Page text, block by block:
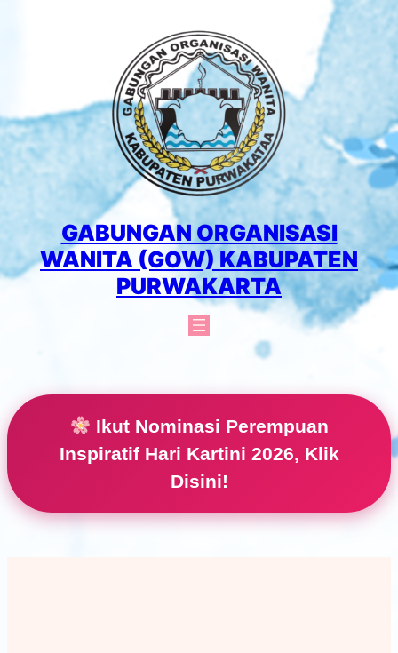
GABUNGAN ORGANISASI
WANITA (GOW) KABUPATEN
PURWAKARTA
Ikut Nominasi Perempuan
Inspiratif Hari Kartini 2026, Klik
Disini!